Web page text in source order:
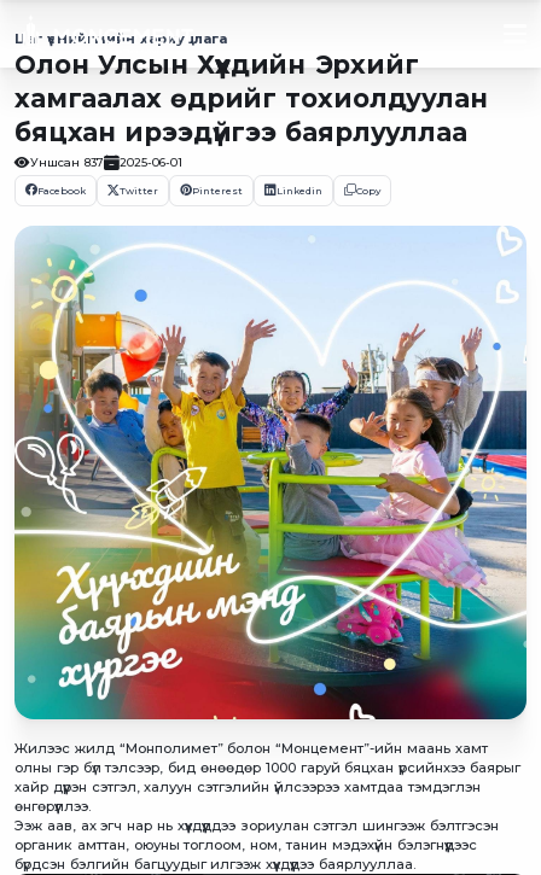
Цаг үе Нийгмийн хариуцлага
Олон Улсын Хүүхдийн Эрхийг
хамгаалах өдрийг тохиолдуулан
бяцхан ирээдүйгээ баярлууллаа
Уншсан 837 2025-06-01
Facebook Twitter Pinterest Linkedin Copy
Жилээс жилд “Монполимет” болон “Монцемент”-ийн маань хамт
олны гэр бүл тэлсээр, бид өнөөдөр 1000 гаруй бяцхан үрсийнхээ баярыг
хайр дүүрэн сэтгэл, халуун сэтгэлийн үйлсээрээ хамтдаа тэмдэглэн
өнгөрүүллээ.
Ээж аав, ах эгч нар нь хүүхдүүддээ зориулан сэтгэл шингээж бэлтгэсэн
органик амттан, оюуны тоглоом, ном, танин мэдэхүйн бэлэгнүүдээс
бүрдсэн бэлгийн багцуудыг илгээж хүүхдүүдээ баярлууллаа.